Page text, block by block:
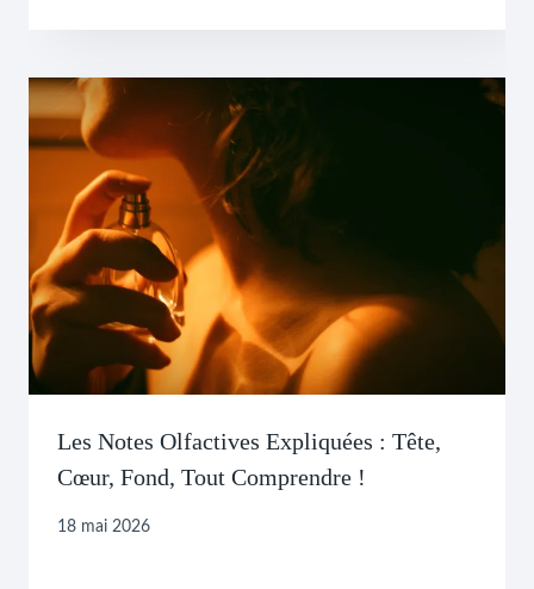
Les Notes Olfactives Expliquées : Tête,
Cœur, Fond, Tout Comprendre !
18 mai 2026